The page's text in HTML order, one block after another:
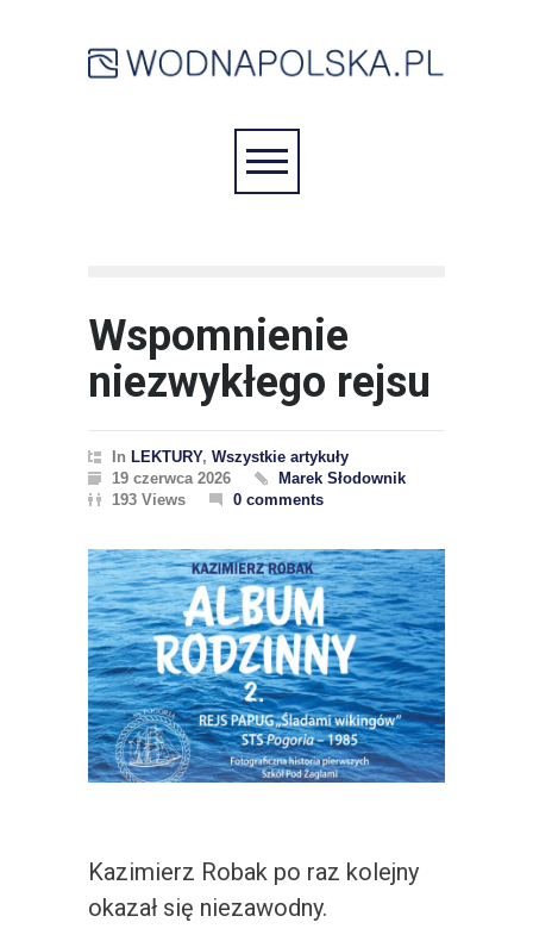
Wspomnienie
niezwykłego rejsu
In LEKTURY, Wszystkie artykuły
19 czerwca 2026
Marek Słodownik
193 Views
0 comments
Kazimierz Robak po raz kolejny
okazał się niezawodny.